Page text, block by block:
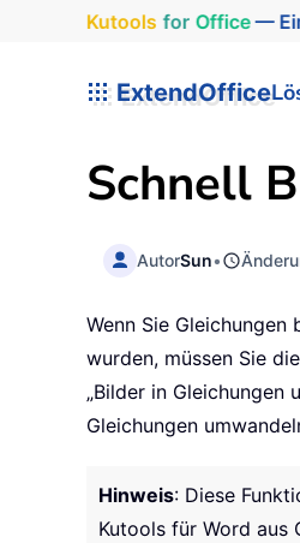
Kutools for Office—
ExtendOffice
Schnell
AutorSun•
Wenn Sie
wurden, müssen Sie
„Bilder in
Gleichungen
Hinweis: Diese
Kutools für Word aus